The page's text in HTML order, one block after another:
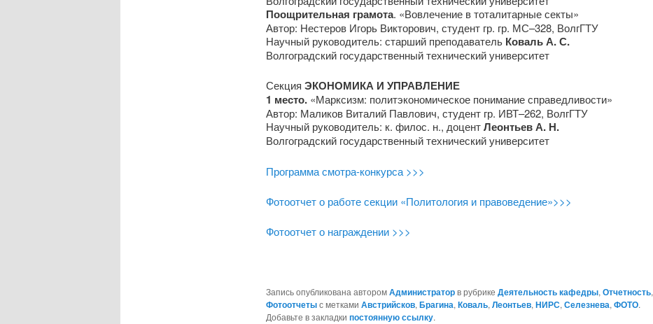
Поощрительная грамота. «Вовлечение в тоталитарные секты»
Автор: Нестеров Игорь Викторович, студент гр. гр. МС–328, ВолгГТУ
Научный руководитель: старший преподаватель Коваль А. С.
Волгоградский государственный технический университет
Секция ЭКОНОМИКА И УПРАВЛЕНИЕ
1 место.«Марксизм: политэкономическое понимание справедливости»
Автор: Маликов Виталий Павлович, студент гр. ИВТ–262, ВолгГТУ
Научный руководитель: к. филос. н., доцентЛеонтьев А. Н.
Волгоградский государственный технический университет
Программа смотра-конкурса >>>
Фотоотчет о работе секции «Политология и правоведение»>>>
Фотоотчет о награждении >>>
Запись опубликована авторомАдминистраторв рубрике Деятельность кафедры, Отчетность,
Фотоотчетыс метками Австрийсков, Брагина, Коваль, Леонтьев, НИРС, Селезнева, ФОТО.
Добавьте в закладки постоянную ссылку.